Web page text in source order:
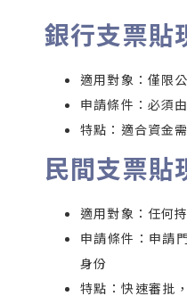
銀行支票貼
適用對象：僅限
申請條件：必須
特點：適合資金
民間支票貼
適用對象：任何
申請條件：申請
身份
特點：快速審批